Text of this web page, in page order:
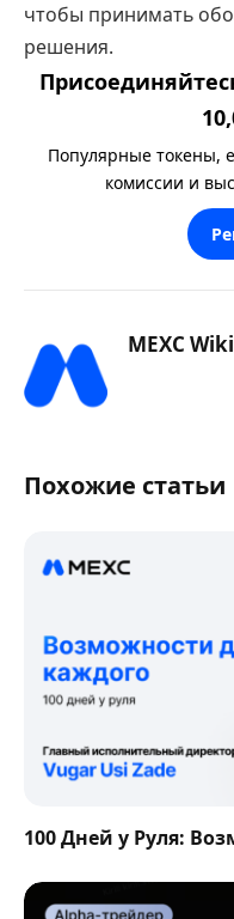
чтобы принимать
решения.
Популярные токены,
комиссии и
MEXC Wiki
Похожие статьи
100 Дней у Руля: